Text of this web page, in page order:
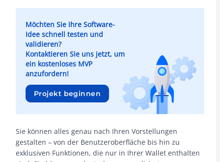
Möchten Sie Ihre Software-
Idee schnell testen und
validieren?
Kontaktieren Sie uns jetzt, um
ein kostenloses MVP
anzufordern!
Projekt beginnen
Sie können alles genau nach Ihren Vorstellungen
gestalten – von der Benutzeroberfläche bis hin zu
exklusiven Funktionen, die nur in Ihrer Wallet enthalten